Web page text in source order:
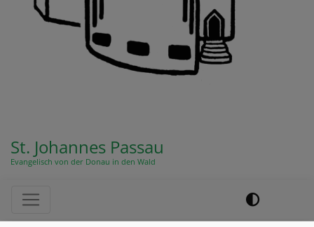
St. Johannes Passau
Evangelisch von der Donau in den Wald
Hauptnavigation